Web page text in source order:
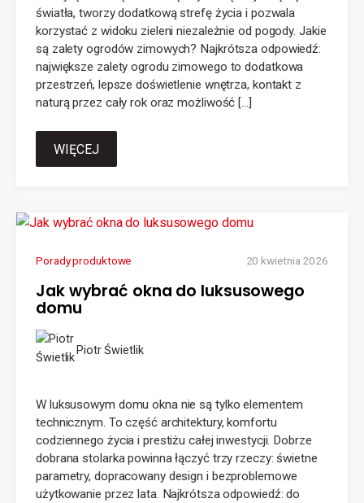
światła, tworzy dodatkową strefę życia i pozwala
korzystać z widoku zieleni niezależnie od pogody. Jakie
są zalety ogrodów zimowych? Najkrótsza odpowiedź:
największe zalety ogrodu zimowego to dodatkowa
przestrzeń, lepsze doświetlenie wnętrza, kontakt z
naturą przez cały rok oraz możliwość […]
WIĘCEJ
Porady produktowe 20 kwietnia 2026
Jak wybrać okna do luksusowego
domu
Piotr Świetlik
W luksusowym domu okna nie są tylko elementem
technicznym. To część architektury, komfortu
codziennego życia i prestiżu całej inwestycji. Dobrze
dobrana stolarka powinna łączyć trzy rzeczy: świetne
parametry, dopracowany design i bezproblemowe
użytkowanie przez lata. Najkrótsza odpowiedź: do